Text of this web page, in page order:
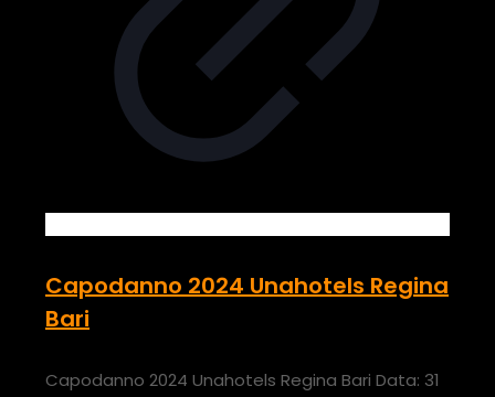
Capodanno 2024 Unahotels Regina
Bari
Capodanno 2024 Unahotels Regina Bari Data: 31